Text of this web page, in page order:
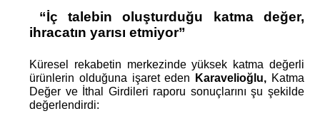
“İç talebin oluşturduğu katma değer,
ihracatın yarısı etmiyor”
Küresel rekabetin merkezinde yüksek katma değerli
ürünlerin olduğuna işaret eden Karavelioğlu, Katma
Değer ve İthal Girdileri raporu sonuçlarını şu şekilde
değerlendirdi: